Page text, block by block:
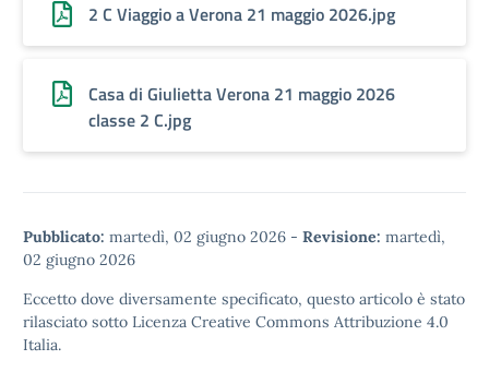
2 C Viaggio a Verona 21 maggio 2026.jpg
Casa di Giulietta Verona 21 maggio 2026
classe 2 C.jpg
Pubblicato: martedì, 02 giugno 2026 - Revisione: martedì,
02 giugno 2026
Eccetto dove diversamente specificato, questo articolo è stato
rilasciato sotto Licenza Creative Commons Attribuzione 4.0
Italia.